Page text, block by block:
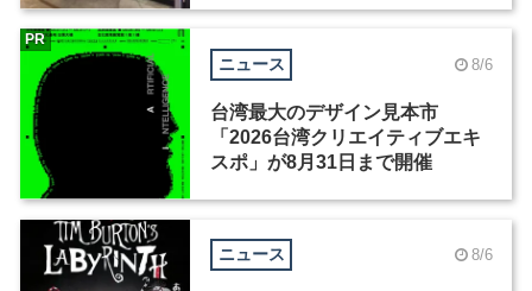
ニュース 8/6
台湾最大のデザイン見本市
「2026台湾クリエイティブエキ
スポ」が8月31日まで開催
PR
ニュース 8/6